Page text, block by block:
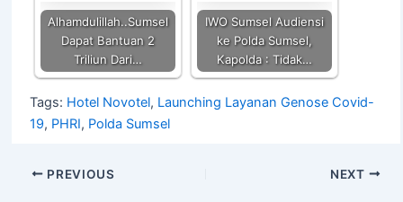
Alhamdulillah..Sumsel
Dapat Bantuan 2
Triliun Dari…
IWO Sumsel Audiensi
ke Polda Sumsel,
Kapolda : Tidak…
Tags: Hotel Novotel, Launching Layanan Genose Covid-
19, PHRI, Polda Sumsel
PREVIOUS NEXT